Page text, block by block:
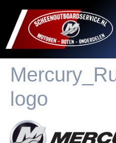
logo